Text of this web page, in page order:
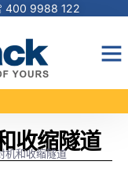
400 9988 122
收缩隧道
机和收缩隧道